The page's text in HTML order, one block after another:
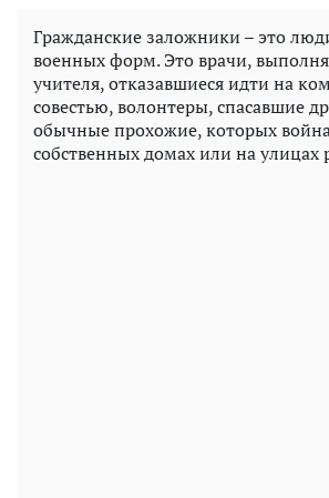
Гражданские заложники – это
военных форм. Это врачи,
учителя, отказавшиеся идти на
совестью, волонтеры, спасавшие
обычные прохожие, которых
собственных домах или на улицах